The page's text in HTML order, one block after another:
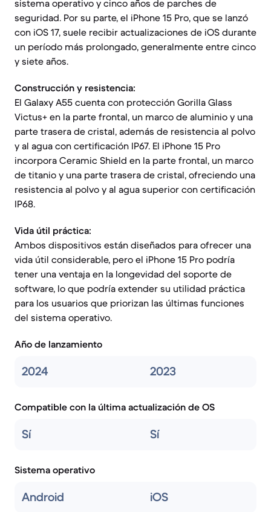
sistema operativo y cinco años de parches de
seguridad. Por su parte, el iPhone 15 Pro, que se lanzó
con iOS 17, suele recibir actualizaciones de iOS durante
un período más prolongado, generalmente entre cinco
y siete años.
Construcción y resistencia:
El Galaxy A55 cuenta con protección Gorilla Glass
Victus+ en la parte frontal, un marco de aluminio y una
parte trasera de cristal, además de resistencia al polvo
y al agua con certificación IP67. El iPhone 15 Pro
incorpora Ceramic Shield en la parte frontal, un marco
de titanio y una parte trasera de cristal, ofreciendo una
resistencia al polvo y al agua superior con certificación
IP68.
Vida útil práctica:
Ambos dispositivos están diseñados para ofrecer una
vida útil considerable, pero el iPhone 15 Pro podría
tener una ventaja en la longevidad del soporte de
software, lo que podría extender su utilidad práctica
para los usuarios que priorizan las últimas funciones
del sistema operativo.
Año de lanzamiento
2024 2023
Compatible con la última actualización de OS
Sí Sí
Sistema operativo
Android iOS